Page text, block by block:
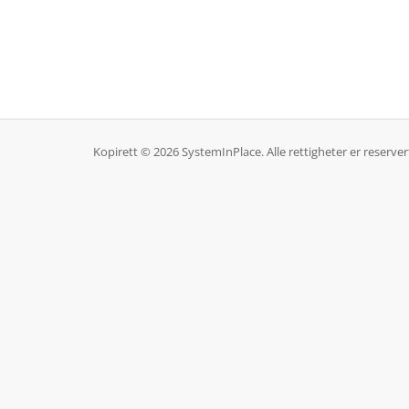
Kopirett © 2026 SystemInPlace. Alle rettigheter er